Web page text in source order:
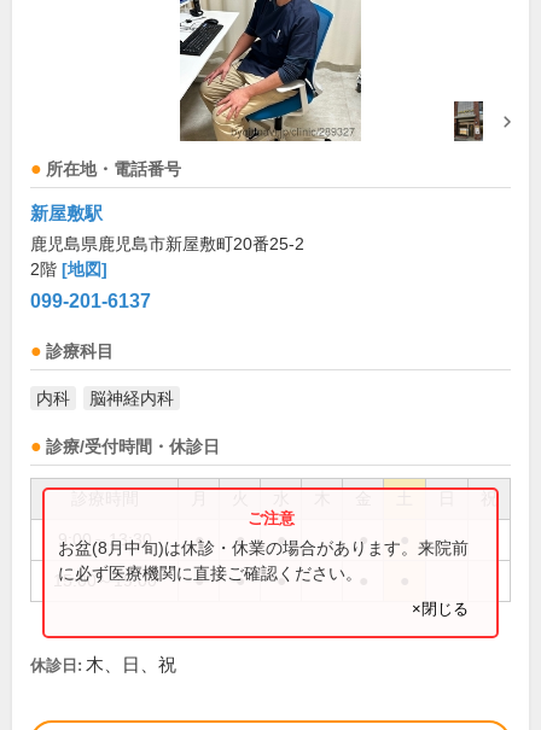
所在地・電話番号
新屋敷駅
鹿児島県鹿児島市新屋敷町20番25-2
2階 [地図]
099-201-6137
診療科目
内科 脳神経内科
診療/受付時間・休診日
祝
9:00～13:30 ● ● ● ●
15:00～19:00 ● ● ●
お盆(8月中旬)は休診・休業の場合があります。来院前
に必ず医療機関に直接ご確認ください。
×閉じる
休診日: 木、日、祝